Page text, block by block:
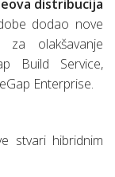
distribucija
dodao nove
za olakšavanje
Build Service,
Enterprise.
stvari hibridnim